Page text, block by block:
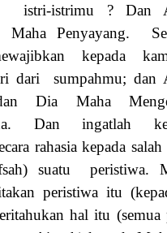
istri-istrimu ? Dan
Maha Penyayang.
kepada
dari sumpahmu; dan
Dia Maha
Dan ingatlah
rahasia kepada
suatu peristiwa.
peristiwa itu
hal itu (semua